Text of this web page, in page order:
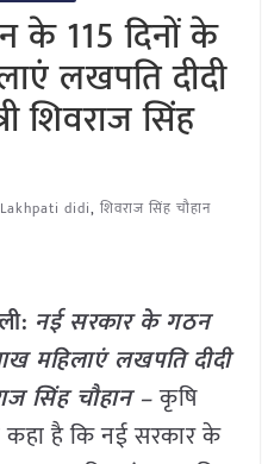
के 115 दिनों के
लखपति दीदी
शिवराज सिंह
Lakhpati didi, शिवराज सिंह चौहान
नई सरकार के गठन
महिलाएं लखपति दीदी
सिंह चौहान –कृषि
कहा है कि नई सरकार के